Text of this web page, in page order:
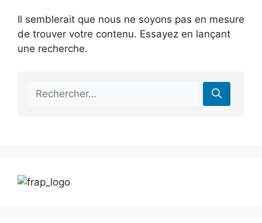
Il semblerait que nous ne soyons pas en mesure
de trouver votre contenu. Essayez en lançant
une recherche.